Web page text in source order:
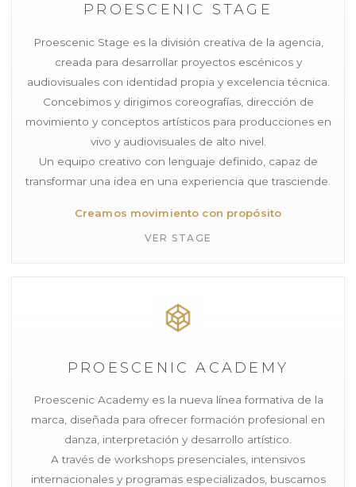
PROESCENIC STAGE
Proescenic Stage es la división creativa de la agencia,
creada para desarrollar proyectos escénicos y
audiovisuales con identidad propia y excelencia técnica.
Concebimos y dirigimos coreografías, dirección de
movimiento y conceptos artísticos para producciones en
vivo y audiovisuales de alto nivel.
Un equipo creativo con lenguaje definido, capaz de
transformar una idea en una experiencia que trasciende.
Creamos movimiento con propósito
VER STAGE
PROESCENIC ACADEMY
Proescenic Academy es la nueva línea formativa de la
marca, diseñada para ofrecer formación profesional en
danza, interpretación y desarrollo artístico.
A través de workshops presenciales, intensivos
internacionales y programas especializados, buscamos